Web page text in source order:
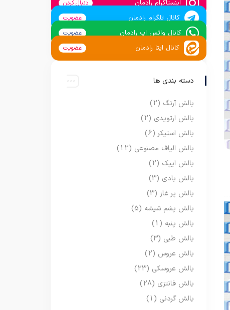
اینستاگرام رادمان دنبال کردن
کانال تلگرام رادمان عضویت
کانال واتس اپ رادمان عضویت
کانال ایتا رادمان عضویت
دسته بندی ها
بالش آرنگ (2)
بالش ارتوپدی (2)
بالش استیکر (6)
بالش الیاف مصنوعی (12)
بالش ایپک (2)
بالش بادی (3)
بالش پر غاز (3)
بالش پشم شیشه (5)
بالش پنبه (1)
بالش طبی (3)
بالش عروس (2)
بالش عروسکی (23)
بالش فانتزی (28)
بالش گردنی (1)